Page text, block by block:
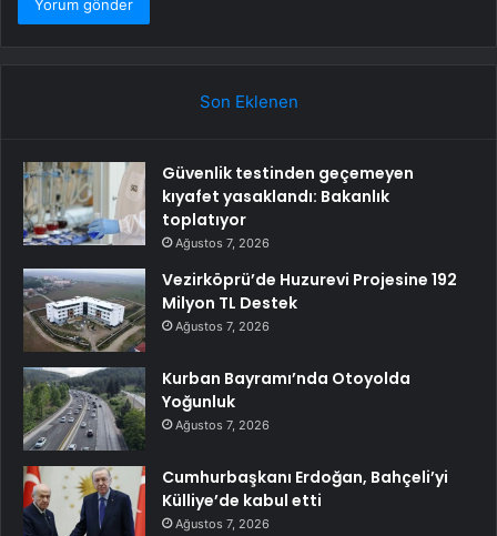
Son Eklenen
Güvenlik testinden geçemeyen
kıyafet yasaklandı: Bakanlık
toplatıyor
Ağustos 7, 2026
Vezirköprü’de Huzurevi Projesine 192
Milyon TL Destek
Ağustos 7, 2026
Kurban Bayramı’nda Otoyolda
Yoğunluk
Ağustos 7, 2026
Cumhurbaşkanı Erdoğan, Bahçeli’yi
Külliye’de kabul etti
Ağustos 7, 2026